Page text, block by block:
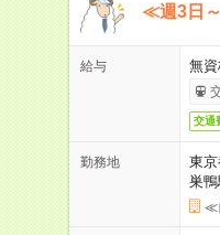
≪週3日～
給与 無
交通
勤務地
東
巣鴨
≪